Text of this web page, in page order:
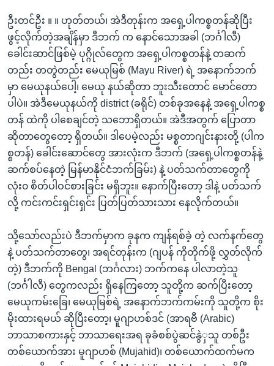
ဦးတင်ဦး ။ ။ ဟုတ်တယ်၊ အဲဒီတုန်းက အရှေ့ပါကစ္စတန်ဆိုပြီး
ဖွင့်လိုက်တဲ့အချိန်မှာ ဒီဘက် က နောင်သောအခါ (ဘင်္ဂါလီ)
ခေါင်းဆာင်ဖြစ်မဲ့ ပုဂ္ဂိုလ်တွေက အရှေ့ပါကစ္စတန်နဲ့ တဆက်
တည်း တတွဲတည်း မေယုမြစ် (Mayu River) ရဲ့ အနောက်ဘက်
မှာ မေယုနယ်ပေါ့၊ မေယု နယ်ဆိုတာ ဘူးသီးတောင် မောင်တော
ပါပဲ။ အဲဒီမေယုနယ်ကို district (ခရိုင်) တစ်ခုအနေနဲ့ အရှေ့ပါကစ္စ
တန် ထဲကို ပါစေချင်တဲ့ သဘောရှိတယ်။ အဲဒီအတွက် ပြောတာ
ဆိုတာတွေတော့ ရှိတယ်။ ဒါပေမဲ့လည်း မစ္စတာဂျင်းနားတို့ (ပါက
စ္စတန်) ခေါင်းဆောင်တွေ အားလုံးက ဒီဘက် (အရှေ့ပါကစ္စတန်နဲ့
ဆက်စပ်နေတဲ့ မြန်မာနိုင်ငံဘက်ခြမ်း) နဲ့ ပတ်သက်တာတွေကို
လုံး၀ စိတ်ပါဝင်စားခြင်း မရှိဘူး။ နောက်ပြီးတော့ ဒါနဲ့ ပတ်သက်
လို့ ကင်းကင်းရှင်းရှင်း ပြတ်ပြတ်သားသား နေလိုက်တယ်။
သို့သော်လည်းပဲ ဒီဘက်မှာက ခုနက ကျန်ရစ်ခဲ့ တဲ့ လက်နက်တွေ
နဲ့ ပတ်သက်တာတွေ၊ အရင်တုန်းက (ဂျပန် ကိုတိုက်ဖို့ လွှတ်လိုက်
တဲ့) ဒီဘက်ကို Bengal (ဘင်္ဂလား) ဘက်ကနေ ပါလာတဲ့သူ
(ဘင်္ဂါလီ) တွေကလည်း ရှိနေကြတော့ သူတို့က ဆက်ပြီးတော့
မေယုကမ်းခြေ၊ မေယုမြစ်ရဲ့ အနောက်ဘက်ကမ်းကို သူတို့က စိုး
မိုးထားရမယ် ဆိုပြီးတော့၊ မူဂျာဟစ်ဒင် (အာရဗီ (Arabic)
ဘာသာစကားနှင့် ဘာသာရေးအရ ခုခံစစ်ပွဲဆင်နွဲှသူ တစ်ဦး
တစ်ယောက်အား မူဂျာဟစ် (Mujahid)၊ တစ်ယောက်ထက်မက